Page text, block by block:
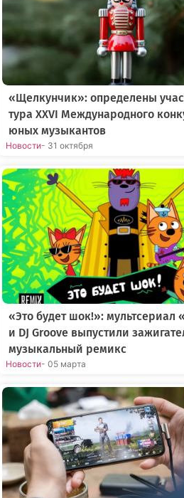
«Щелкунчик»: определены
тура XXVI Международного
юных музыкантов
Новости- 31 октября
«Это будет шок!»: мультсериал
и DJ Groove выпустили
музыкальный ремикс
Новости- 05 марта